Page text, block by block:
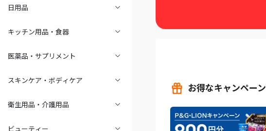
日用品
キッチン用品・食器
医薬品・サプリメント
スキンケア・ボディケア
衛生用品・介護用品
ビューティー
お得なキャンペーン